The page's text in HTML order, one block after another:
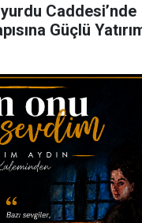
Caddesi’nde
Güçlü